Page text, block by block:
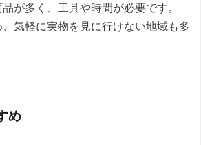
が多く、工具や時間が必要です。
気軽に実物を見に行けない地域も多
め